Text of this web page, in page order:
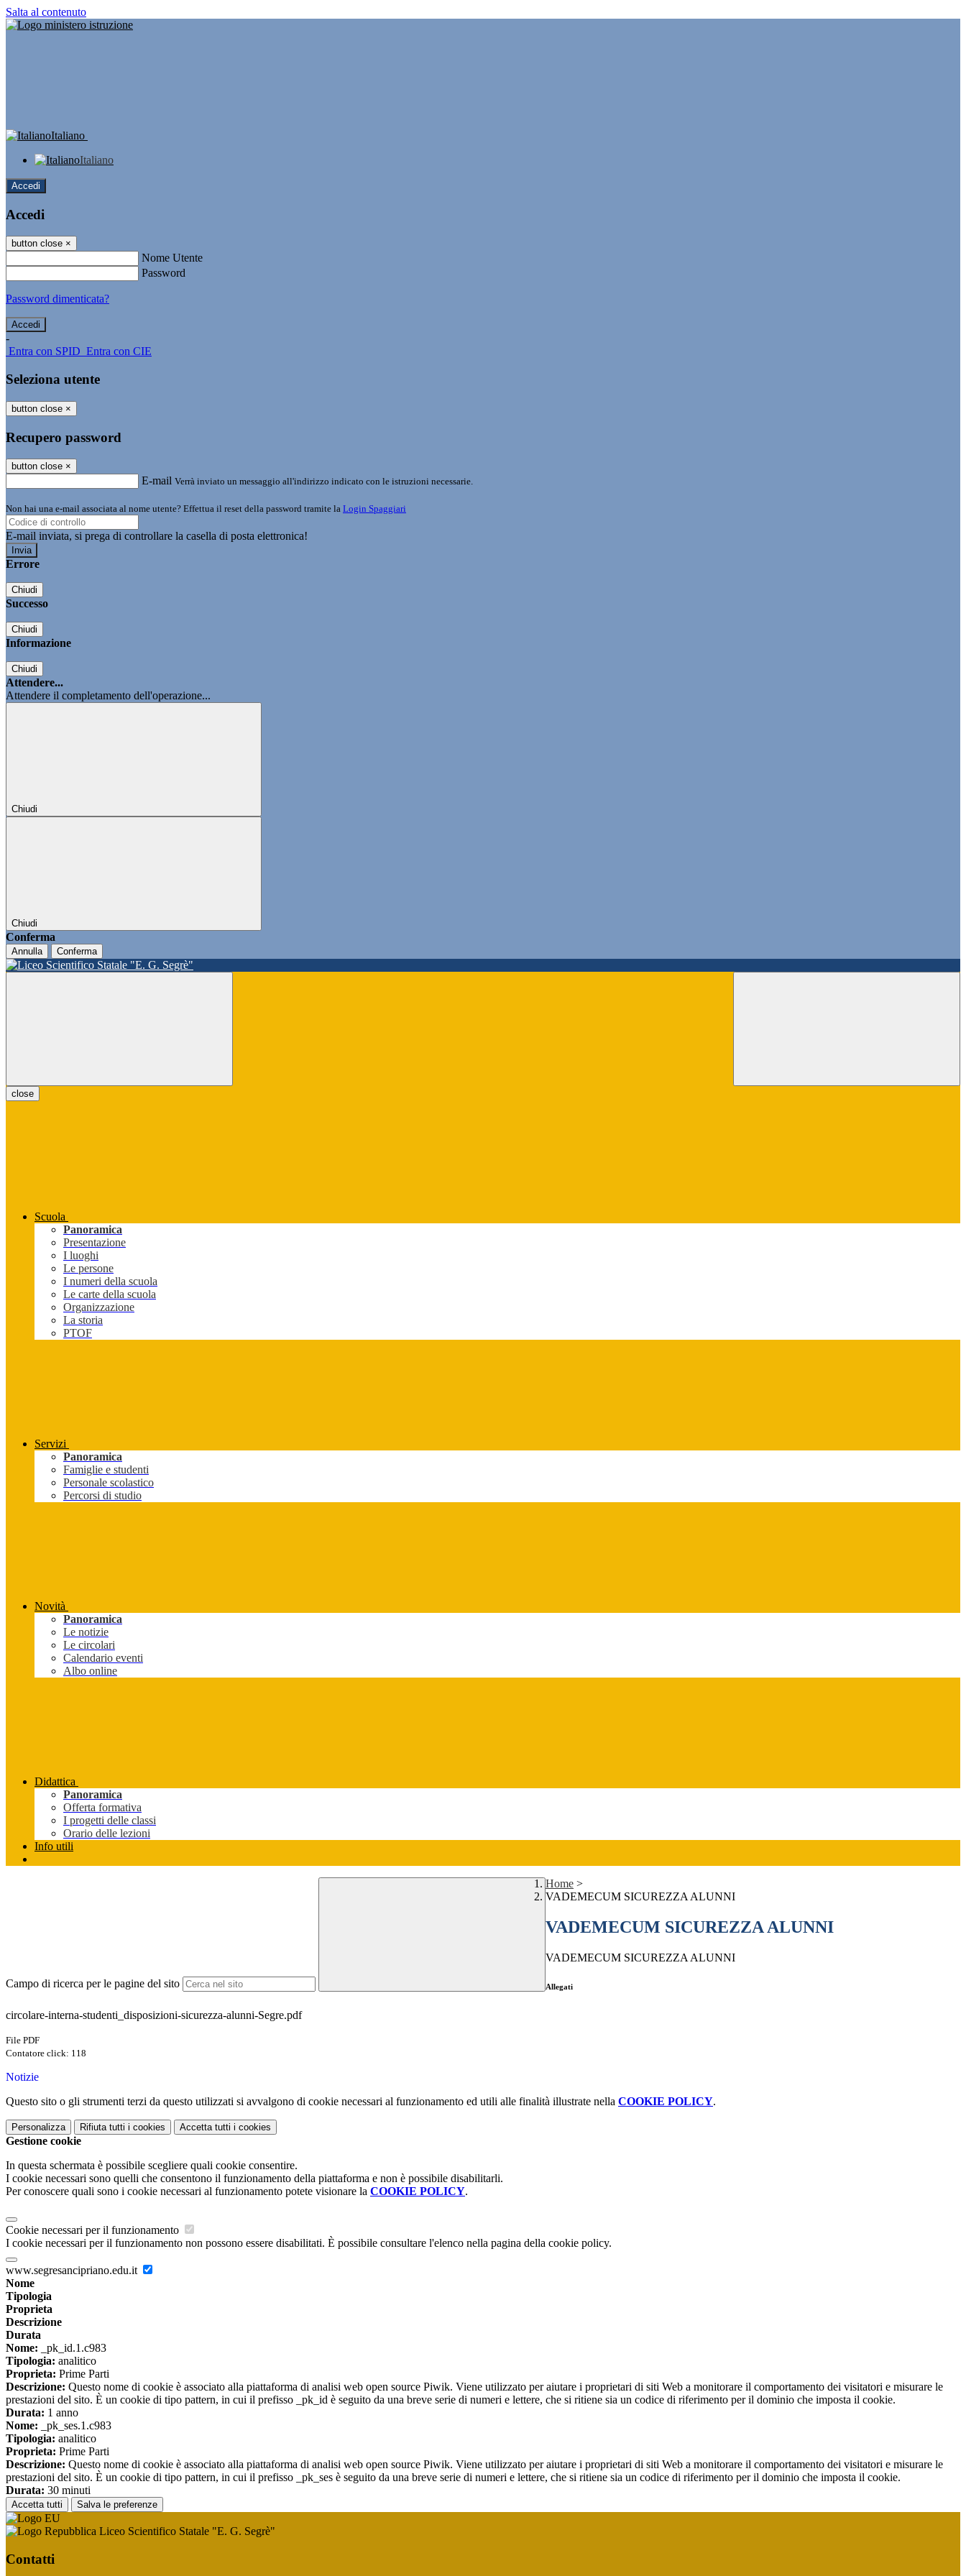
Salta al contenuto
Italiano
Italiano
Accedi
Accedi
button close ×
Nome Utente
Password
Password dimenticata?
-
Entra con SPID Entra con CIE
Seleziona utente
button close ×
Recupero password
button close ×
E-mail Verrà inviato un messaggio all'indirizzo indicato con le istruzioni necessarie.
Non hai una e-mail associata al nome utente? Effettua il reset della password tramite la Login Spaggiari
E-mail inviata, si prega di controllare la casella di posta elettronica!
Errore
Chiudi
Successo
Chiudi
Informazione
Chiudi
Attendere...
Attendere il completamento dell'operazione...
Chiudi
Chiudi
Conferma
Annulla Conferma
close
Scuola
Panoramica
Presentazione
I luoghi
Le persone
I numeri della scuola
Le carte della scuola
Organizzazione
La storia
PTOF
Servizi
Panoramica
Famiglie e studenti
Personale scolastico
Percorsi di studio
Novità
Panoramica
Le notizie
Le circolari
Calendario eventi
Albo online
Didattica
Panoramica
Offerta formativa
I progetti delle classi
Orario delle lezioni
Info utili
Campo di ricerca per le pagine del sito
Home >
VADEMECUM SICUREZZA ALUNNI
VADEMECUM SICUREZZA ALUNNI
VADEMECUM SICUREZZA ALUNNI
Allegati
circolare-interna-studenti_disposizioni-sicurezza-alunni-Segre.pdf
File PDF
Contatore click: 118
Notizie
Questo sito o gli strumenti terzi da questo utilizzati si avvalgono di cookie necessari al funzionamento ed utili alle finalità illustrate nella COOKIE POLICY.
Personalizza Rifiuta tutti i cookies Accetta tutti i cookies
Gestione cookie
In questa schermata è possibile scegliere quali cookie consentire.
I cookie necessari sono quelli che consentono il funzionamento della piattaforma e non è possibile disabilitarli.
Per conoscere quali sono i cookie necessari al funzionamento potete visionare la COOKIE POLICY.
Cookie necessari per il funzionamento
I cookie necessari per il funzionamento non possono essere disabilitati. È possibile consultare l'elenco nella pagina della cookie policy.
www.segresancipriano.edu.it
Nome
Tipologia
Proprieta
Descrizione
Durata
Nome: _pk_id.1.c983
Tipologia: analitico
Proprieta: Prime Parti
Descrizione: Questo nome di cookie è associato alla piattaforma di analisi web open source Piwik. Viene utilizzato per aiutare i proprietari di siti Web a monitorare il comportamento dei visitatori e misurare le
prestazioni del sito. È un cookie di tipo pattern, in cui il prefisso _pk_id è seguito da una breve serie di numeri e lettere, che si ritiene sia un codice di riferimento per il dominio che imposta il cookie.
Durata: 1 anno
Nome: _pk_ses.1.c983
Tipologia: analitico
Proprieta: Prime Parti
Descrizione: Questo nome di cookie è associato alla piattaforma di analisi web open source Piwik. Viene utilizzato per aiutare i proprietari di siti Web a monitorare il comportamento dei visitatori e misurare le
prestazioni del sito. È un cookie di tipo pattern, in cui il prefisso _pk_ses è seguito da una breve serie di numeri e lettere, che si ritiene sia un codice di riferimento per il dominio che imposta il cookie.
Durata: 30 minuti
Accetta tutti Salva le preferenze
Liceo Scientifico Statale "E. G. Segrè"
Contatti